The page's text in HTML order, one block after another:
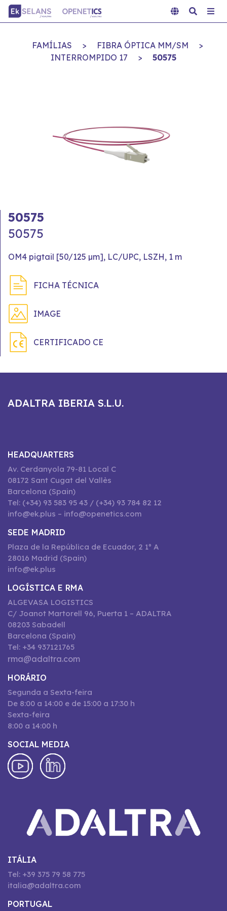
FAMÍLIAS > FIBRA ÓPTICA MM/SM
>
INTERROMPIDO 17
> 50575
50575
50575
OM4 pigtail [50/125 µm], LC/UPC, LSZH, 1 m
FICHA TÉCNICA
IMAGE
CERTIFICADO CE
ADALTRA IBERIA S.L.U.
HEADQUARTERS
Av. Cerdanyola 79-81 Local C
08172 Sant Cugat del Vallès
Barcelona (Spain)
Tel: (+34) 93 583 95 43 / (+34) 93 784 82 12
info@ek.plus – info@openetics.com
SEDE MADRID
Plaza de la República de Ecuador, 2 1º A
28016 Madrid (Spain)
info@ek.plus
LOGÍSTICA E RMA
ALGEVASA LOGISTICS
C/ Joanot Martorell 96, Puerta 1 – ADALTRA
08203 Sabadell
Barcelona (Spain)
Tel: +34 937121765
rma@adaltra.com
HORÁRIO
Segunda a Sexta-feira
De 8:00 a 14:00 e de 15:00 a 17:30 h
Sexta-feira
8:00 a 14:00 h
SOCIAL MEDIA
ITÁLIA
Tel: +39 375 79 58 775
italia@adaltra.com
PORTUGAL